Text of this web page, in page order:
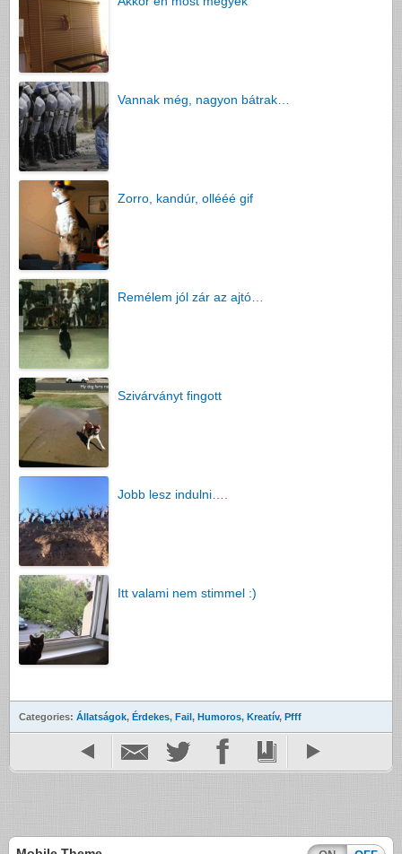
Vannak még, nagyon bátrak…
Zorro, kandúr, ollééé gif
Remélem jól zár az ajtó…
Szivárványt fingott
Jobb lesz indulni….
Itt valami nem stimmel :)
Categories: Állatságok, Érdekes, Fail, Humoros, Kreatív, Pfff